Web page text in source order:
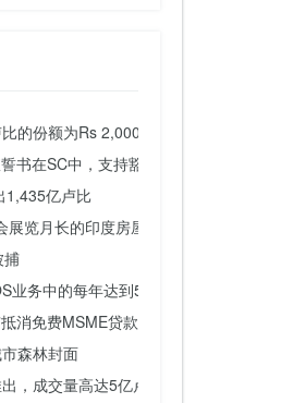
的份额为Rs 2,000亿卢比的发行价格
书在SC中，支持豁免对贷款的复合利息
1,435亿卢比
览月长的印度房屋
捕
业务中的每年达到50亿美元的年度交易价
消免费MSME贷款的印花税，但它会有
森林封面
，成交量高达5亿卢比